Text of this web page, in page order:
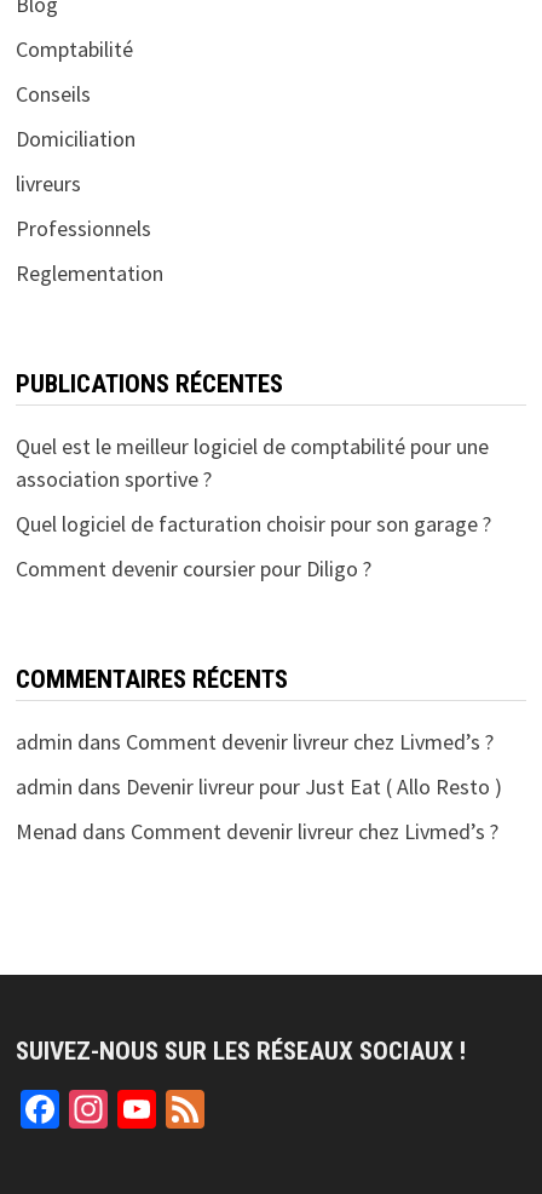
Comptabilité
Conseils
Domiciliation
livreurs
Professionnels
Reglementation
PUBLICATIONS RÉCENTES
Quel est le meilleur logiciel de comptabilité pour une
association sportive ?
Quel logiciel de facturation choisir pour son garage ?
Comment devenir coursier pour Diligo ?
COMMENTAIRES RÉCENTS
admin dans Comment devenir livreur chez Livmed’s ?
admin dans Devenir livreur pour Just Eat ( Allo Resto )
Menad dans Comment devenir livreur chez Livmed’s ?
SUIVEZ-NOUS SUR LES RÉSEAUX SOCIAUX !
Facebook
Instagram
YouTube
Feed